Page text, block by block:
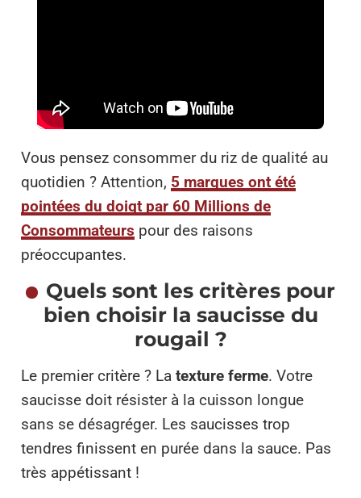
Vous pensez consommer du riz de qualité au
quotidien ? Attention, 5 marques ont été
pointées du doigt par 60 Millions de
Consommateurs pour des raisons
préoccupantes.
Quels sont les critères pour
bien choisir la saucisse du
rougail ?
Le premier critère ? La texture ferme. Votre
saucisse doit résister à la cuisson longue
sans se désagréger. Les saucisses trop
tendres finissent en purée dans la sauce. Pas
très appétissant !